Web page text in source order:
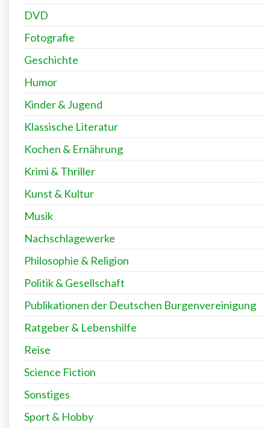
DVD
Fotografie
Geschichte
Humor
Kinder & Jugend
Klassische Literatur
Kochen & Ernährung
Krimi & Thriller
Kunst & Kultur
Musik
Nachschlagewerke
Philosophie & Religion
Politik & Gesellschaft
Publikationen der Deutschen Burgenvereinigung
Ratgeber & Lebenshilfe
Reise
Science Fiction
Sonstiges
Sport & Hobby